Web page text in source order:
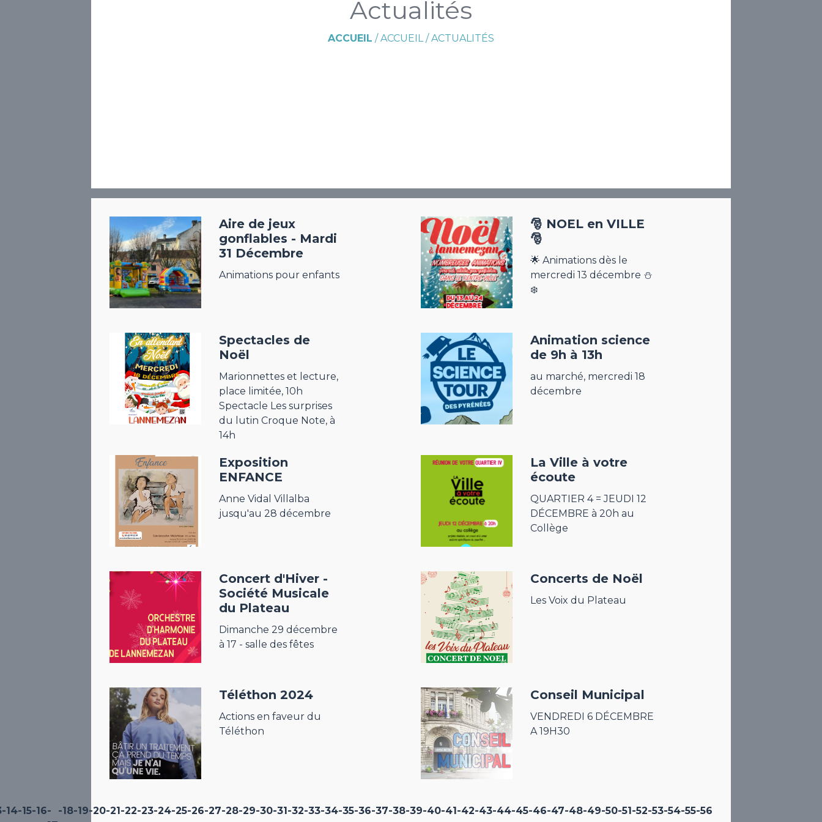
Actualités
ACCUEIL /ACCUEIL /ACTUALITÉS
Aire de jeux
gonflables - Mardi
31 Décembre
Animations pour enfants
🎅 NOEL en VILLE
🎅
🌟 Animations dès le
mercredi 13 décembre ⛄️
❄️
Spectacles de
Noël
Marionnettes et lecture,
place limitée, 10h
Spectacle Les surprises
du lutin Croque Note, à
14h
Animation science
de 9h à 13h
au marché, mercredi 18
décembre
Exposition
ENFANCE
Anne Vidal Villalba
jusqu'au 28 décembre
La Ville à votre
écoute
QUARTIER 4 = JEUDI 12
DÉCEMBRE à 20h au
Collège
Concert d'Hiver -
Société Musicale
du Plateau
Dimanche 29 décembre
à 17 - salle des fêtes
Concerts de Noël
Les Voix du Plateau
Téléthon 2024
Actions en faveur du
Téléthon
Conseil Municipal
VENDREDI 6 DÉCEMBRE
A 19H30
-14-15-16-
-18-19-20-21 -22-23-24-25-26-27-28-29-30-31 -32-33-34-35-36-37-38-39-40-41 -42-43-44-45-46-47-48-49-50-51 -52-53-54-55-56